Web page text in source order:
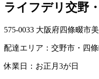
ライフデリ交野
575-0033 大阪府四條畷市
配達エリア：交野市・四
休業日：お正月3が日